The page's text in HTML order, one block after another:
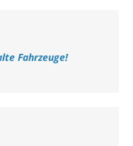
Fahrzeuge!